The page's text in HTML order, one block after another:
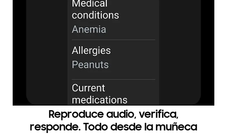
Reproduce audio, verifica,
responde. Todo desde la muñeca